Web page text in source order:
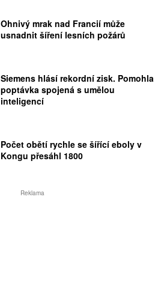
Ohnivý mrak nad Francií může
usnadnit šíření lesních požárů
Siemens hlásí rekordní zisk. Pomohla
poptávka spojená s umělou
inteligencí
Počet obětí rychle se šířící eboly v
Kongu přesáhl 1800
Reklama